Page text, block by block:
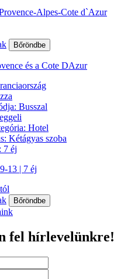
Alpes-Cote d`Azur
Bőröndbe
és a Cote DAzur
Busszal
Hotel
Kétágyas szoba
7 éj
13 | 7 éj
Bőröndbe
fel hírlevelünkre!